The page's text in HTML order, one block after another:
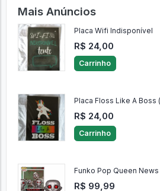
Mais Anúncios
Placa Wifi Indisponível
R$ 24,00
Carrinho
Placa Floss Like A Boss
R$ 24,00
Carrinho
Funko Pop Queen
R$ 99,99